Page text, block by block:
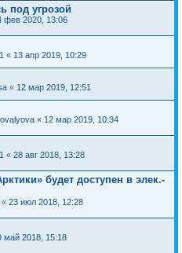
под угрозой
фев 2020, 13:06
« 13 апр 2019, 10:29
« 12 мар 2019, 12:51
« 12 мар 2019, 10:34
« 28 авг 2018, 13:28
будет доступен в элек.-
« 23 июл 2018, 12:28
май 2018, 15:18